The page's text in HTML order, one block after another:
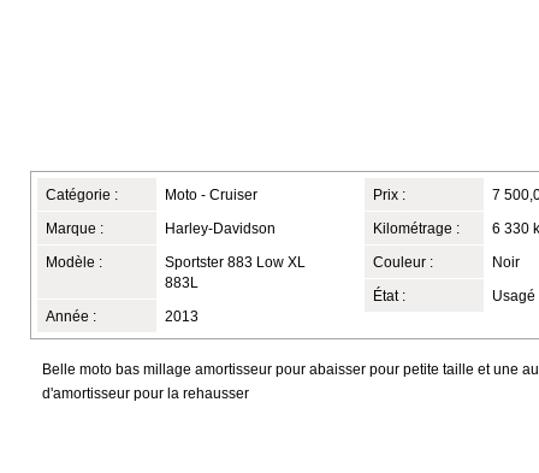
Catégorie : Moto - Cruiser
Marque : Harley-Davidson
Modèle :
Sportster 883 Low XL
883L
Année : 2013
Prix : 7
Kilométrage : 6 330
Couleur : Noir
État : Usagé
Belle moto bas millage amortisseur pour abaisser pour petite taille et une
d'amortisseur pour la rehausser